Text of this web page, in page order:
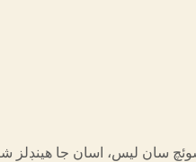
سان ليس، اسان جا هينڊلز